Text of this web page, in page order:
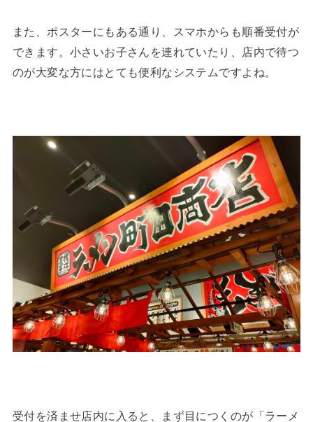
また、ポスターにもある通り、スマホからも順番受付が
できます。小さいお子さんを連れていたり、店内で待つ
のが大変な方にはとても便利なシステムですよね。
受付を済ませ店内に入ると、まず目につくのが「ラーメ